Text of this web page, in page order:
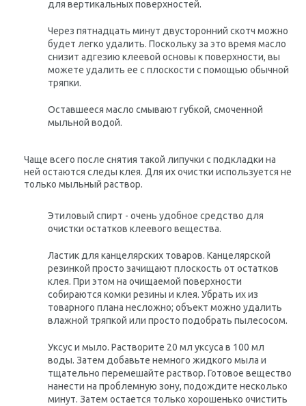
для вертикальных поверхностей.
Через пятнадцать минут двусторонний скотч можно
будет легко удалить. Поскольку за это время масло
снизит адгезию клеевой основы к поверхности, вы
можете удалить ее с плоскости с помощью обычной
тряпки.
Оставшееся масло смывают губкой, смоченной
мыльной водой.
Чаще всего после снятия такой липучки с подкладки на
ней остаются следы клея. Для их очистки используется не
только мыльный раствор.
Этиловый спирт - очень удобное средство для
очистки остатков клеевого вещества.
Ластик для канцелярских товаров. Канцелярской
резинкой просто зачищают плоскость от остатков
клея. При этом на очищаемой поверхности
собираются комки резины и клея. Убрать их из
товарного плана несложно; объект можно удалить
влажной тряпкой или просто подобрать пылесосом.
Уксус и мыло. Растворите 20 мл уксуса в 100 мл
воды. Затем добавьте немного жидкого мыла и
тщательно перемешайте раствор. Готовое вещество
нанести на проблемную зону, подождите несколько
минут. Затем остается только хорошенько очистить